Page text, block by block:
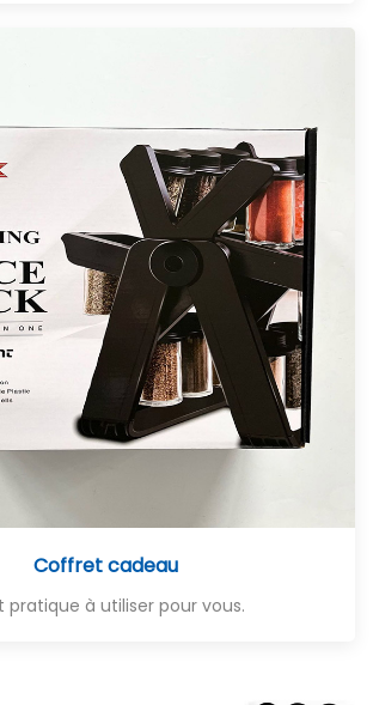
Coffret cadeau
pratique à utiliser pour vous.